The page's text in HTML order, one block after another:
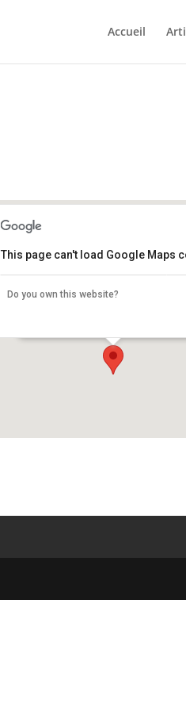
Accueil
Festival Arrête ton Cirque
This page can't load Google Maps
Do you own this website?